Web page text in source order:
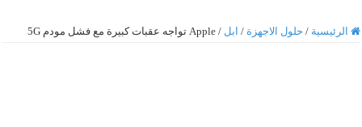
الرئيسية / حلول الاجهزة / ابل / Apple تواجه عقبات كبيرة مع فشل مودم 5G